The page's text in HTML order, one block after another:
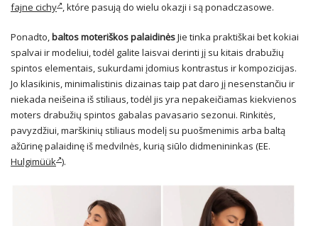
fajne cichy , które pasują do wielu okazji i są ponadczasowe.
Ponadto,baltos moteriškos palaidinėsJie tinka praktiškai bet kokiai
spalvai ir modeliui, todėl galite laisvai derinti jį su kitais drabužių
spintos elementais, sukurdami įdomius kontrastus ir kompozicijas.
Jo klasikinis, minimalistinis dizainas taip pat daro jį nesenstančiu ir
niekada neišeina iš stiliaus, todėl jis yra nepakeičiamas kiekvienos
moters drabužių spintos gabalas pavasario sezonui. Rinkitės,
pavyzdžiui, marškinių stiliaus modelį su puošmenimis arba baltą
ažūrinę palaidinę iš medvilnės, kurią siūlo didmenininkas (EE.
Hulgimüük ).